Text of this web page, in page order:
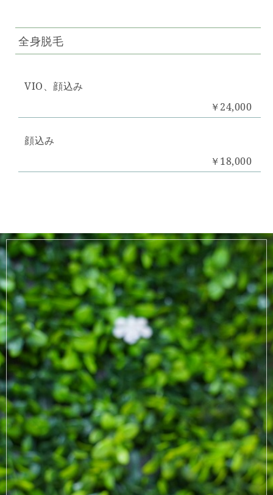
全身脱毛
VIO、顔込み
￥24,000
顔込み
￥18,000